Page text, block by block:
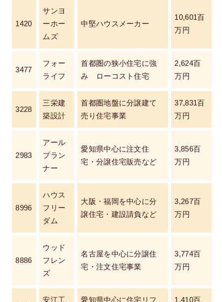
1420
サンヨ
ーホー
ムズ
中堅ハウスメーカー
10,601百
万円
3477
フォー
ライフ
首都圏の狭小住宅に強
み ローコスト住宅
2,624百
万円
3228
三栄建
築設計
首都圏地盤に分譲建て
売り住宅事業
37,831百
万円
2983
アール
プラン
ナー
愛知県中心に注文住
宅・分譲住宅販売など
3,856百
万円
8996
ハウス
フリー
ダム
大阪・福岡を中心に分
譲住宅・建設請負など
3,267百
万円
8886
ウッド
フレン
ズ
名古屋を中心に分譲住
宅・注文住宅事業
3,774百
万円
安江工
愛知県中心に住宅リフ
1,410百